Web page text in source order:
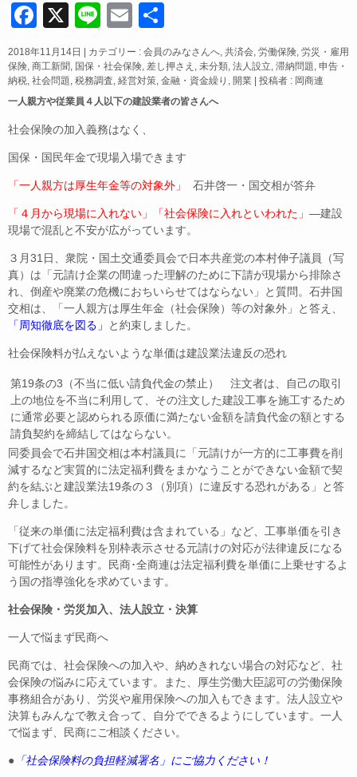
F
a
c
e
b
o
o
k
X
Li
n
e
E
m
ail
有
2018年11月14日 カテゴリー : 会員のみなさんへ, 共済会, 労働保険, 労災・雇用
保険, 商工新聞, 国保・社会保険, 差し押さえ , 未分類, 法人設立, 滞納問題, 申告・
納税, 社会問題, 税務調査, 経営対策, 金融・資金繰り , 開業
投稿者 : 岡商連
一人親方や従業員４人以下の建設業者の皆さんへ
社会保険の加入義務はなく、
国保・国民年金で現場入場できます
「一人親方は厚生年金等の対象外」 石井啓一・国交相が答弁
「４月から現場に入れない」「社会保険に入れといわれた」 ―建設
現場で混乱と不安が広がっています。
３月31日、衆院・国土交通委員会で日本共産党の本村伸子議員（写
真）は「元請け企業の間違った理解のために下請が現場から排除さ
れ、倒産や廃業の危機におちいらせてはならない」と質問。石井国
交相は、「一人親方は厚生年金（社会保険）等の対象外」と答え、
「周知徹底を図る」
と約束しました。
社会保険料が払えないような単価は建設業法違反の恐れ
第19条の3（不当に低い請負代金の禁止） 注文者は、自己の取引
上の地位を不当に利用して、その注文した建設工事を施工するため
に通常必要と認められる原価に満たない金額を請負代金の額とする
請負契約を締結してはならない。
同委員会で石井国交相は本村議員に「元請けが一方的に工事費を削
減するなど実質的に法定福利費をまかなうことができない金額で契
約を結ぶと建設業法19条の３（別項）に違反する恐れがある」と答
弁しました。
「従来の単価に法定福利費は含まれている」など、工事単価を引き
下げて社会保険料を別枠表示させる元請けの対応が法律違反になる
可能性があります。民商･全商連は法定福利費を単価に上乗せするよ
う国の指導強化を求めています。
社会保険・労災加入、法人設立・決算
一人で悩まず民商へ
民商では、社会保険への加入や、納めきれない場合の対応など、社
会保険の悩みに応えています。また、厚生労働大臣認可の労働保険
事務組合があり、労災や雇用保険への加入もできます。法人設立や
決算もみんなで教え合って、自分でできるようにしています。一人
で悩まず、民商にご相談ください。
● 「社会保険料の負担軽減署名」にご協力ください！